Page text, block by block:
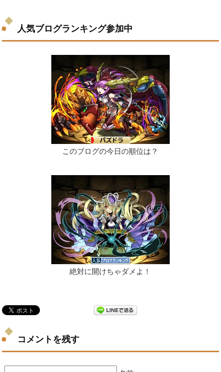
人気ブログランキング参加中
このブログの今日の順位は？
絶対に開けちゃダメよ！
コメントを残す